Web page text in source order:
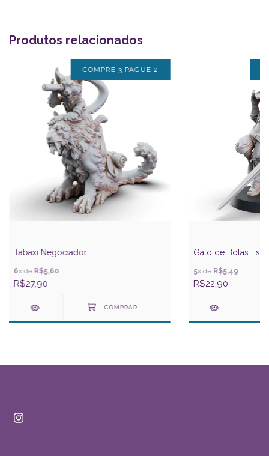
Produtos relacionados
COMPRE 3 PAGUE 2
Tabaxi Negociador
6x de R$5,60
R$27,90
Gato de Botas
5x de R$5,49
R$22,90